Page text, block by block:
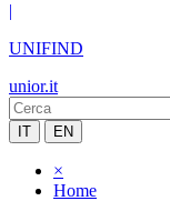
|
UNIFIND
unior.it
IT EN
×
Home